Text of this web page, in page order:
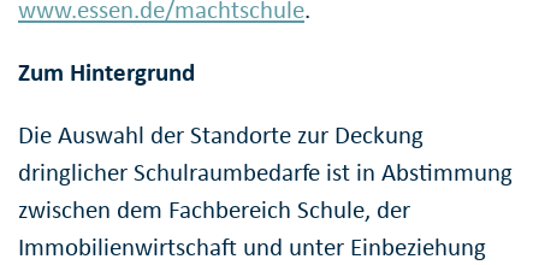
www.essen.de/machtschule.
Zum Hintergrund
Die Auswahl der Standorte zur Deckung
dringlicher Schulraumbedarfe ist in Abstimmung
zwischen dem Fachbereich Schule, der
Immobilienwirtschaft und unter Einbeziehung